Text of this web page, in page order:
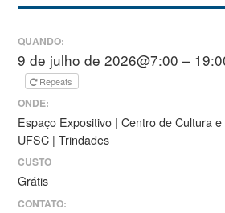
QUANDO:
9 de julho de 2026@7:00 –
Repeats
ONDE:
Espaço Expositivo | Centro de Cultura
UFSC | Trindades
CUSTO
Grátis
CONTATO: